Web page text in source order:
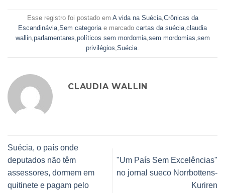
Esse registro foi postado em A vida na Suécia, Crônicas da
Escandinávia Sem categoria e marcado cartas da suécia claudia
wallin, parlamentares políticos sem mordomia, sem mordomias sem
privilégios Suécia
CLAUDIA WALLIN
Suécia, o país onde
deputados não têm
assessores, dormem em
quitinete e pagam pelo
"Um País Sem Excelências"
no jornal sueco Norrbottens-
Kuriren